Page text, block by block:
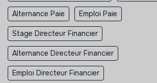
Alternance Paie Emploi Paie
Stage Directeur Financier
Alternance Directeur Financier
Emploi Directeur Financier